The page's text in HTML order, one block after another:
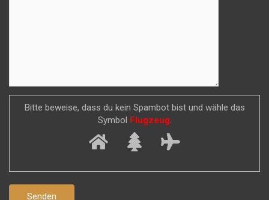
Bitte beweise, dass du kein Spambot bist und wähle das
Symbol
Flugzeug.